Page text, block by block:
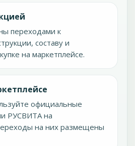
переходами к
составу и
на маркетплейсе.
официальные
РУСВИТА на
на них размещены